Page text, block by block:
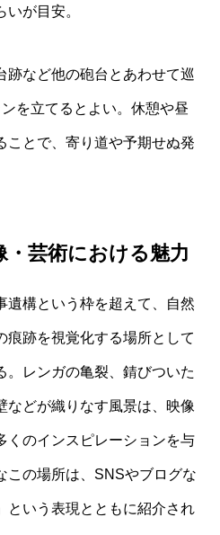
が目安。
跡など他の砲台とあわせて巡
を立てるとよい。休憩や昼
ことで、寄り道や予期せぬ発
・芸術における魅力
遺構という枠を超えて、自然
痕跡を視覚化する場所として
。レンガの亀裂、錆びついた
などが織りなす風景は、映像
くのインスピレーションを与
この場所は、SNSやブログな
という表現とともに紹介され